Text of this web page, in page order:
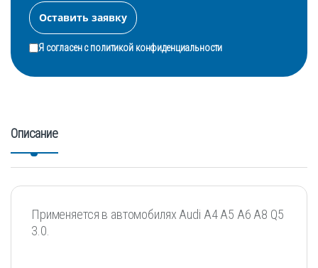
Я согласен сполитикой конфиденциальности
Описание
Применяется в автомобилях Audi A4 A5 A6 A8 Q5
3.0.